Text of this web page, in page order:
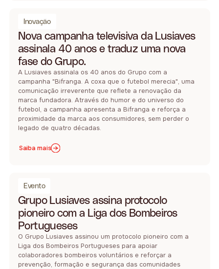
Inovação
Nova campanha televisiva da Lusiaves
assinala 40 anos e traduz uma nova
fase do Grupo.
A Lusiaves assinala os 40 anos do Grupo com a
campanha "Bifranga. A coxa que o futebol merecia", uma
comunicação irreverente que reflete a renovação da
marca fundadora. Através do humor e do universo do
futebol, a campanha apresenta a Bifranga e reforça a
proximidade da marca aos consumidores, sem perder o
legado de quatro décadas.
Saiba mais
Evento
Grupo Lusiaves assina protocolo
pioneiro com a Liga dos Bombeiros
Portugueses
O Grupo Lusiaves assinou um protocolo pioneiro com a
Liga dos Bombeiros Portugueses para apoiar
colaboradores bombeiros voluntários e reforçar a
prevenção, formação e segurança das comunidades